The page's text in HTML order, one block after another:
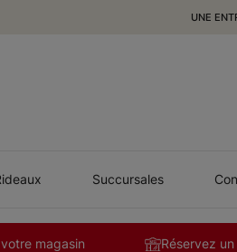
UNE
Succursales
magasin Réservez